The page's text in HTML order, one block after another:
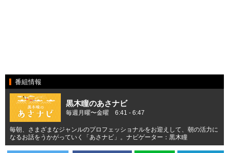
番組情報
黒木瞳のあさナビ
毎週月曜〜金曜 6:41 - 6:47
毎朝、さまざまなジャンルのプロフェッショナルをお迎えして、朝の活力に
なるお話をうかがっていく「あさナビ」。ナビゲーター：黒木瞳